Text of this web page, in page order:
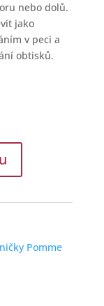
nebo dolů.
jako
v peci a
obtisků.
Pomme